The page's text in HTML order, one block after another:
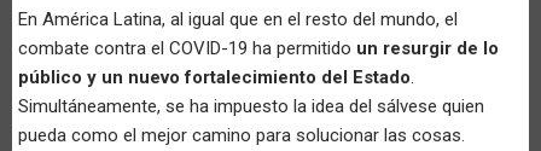
En América Latina, al igual que en el resto del mundo, el
combate contra el COVID-19 ha permitido un resurgir de lo
público y un nuevo fortalecimiento del Estado.
Simultáneamente, se ha impuesto la idea del sálvese quien
pueda como el mejor camino para solucionar las cosas.